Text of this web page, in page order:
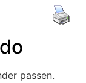
passen.